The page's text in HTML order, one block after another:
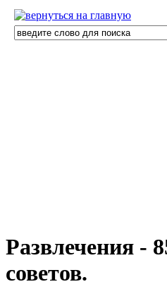
Развлечения -
советов.